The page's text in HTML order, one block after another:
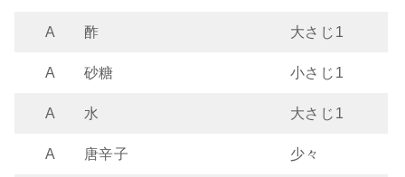
A 酢 大さじ1
A 砂糖 小さじ1
A 水 大さじ1
A 唐辛子 少々